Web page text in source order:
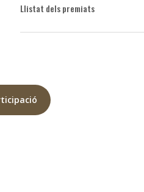
Llistat dels premiats
2024: Al millor projecte digital
LiteraCura’t:un podcast de